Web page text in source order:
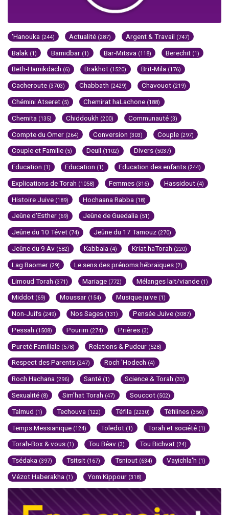
'Hanouka (244) Actualité (287) Argent & Travail (747)
Balak (1) Bamidbar (1) Bar-Mitsva (118) Berechit (1)
Beth-Hamikdach (6) Brakhot (1520) Brit-Mila (176)
Cacheroute (3703) Chabbath (2429) Chavouot (219)
Chémini Atseret (5) Chemirat haLachone (188)
Chemita (135) Chiddoukh (200) Communauté (3)
Compte du Omer (264) Conversion (303) Couple (297)
Couple et Famille (5) Deuil (1102) Divers (5037)
Education (1) Education (1) Education des enfants (244)
Explications de Torah (1058) Femmes (316) Hassidout (4)
Histoire Juive (189) Hochaana Rabba (18)
Jeûne d'Esther (69) Jeûne de Guedalia (51)
Jeûne du 10 Tévet (74) Jeûne du 17 Tamouz (270)
Jeûne du 9 Av (582) Kabbala (4) Kriat haTorah (220)
Lag Baomer (29) Le sens des prénoms hébraïques (2)
Limoud Torah (371) Mariage (772) Mélanges lait/viande (1)
Middot (69) Moussar (154) Musique juive (1)
Non-Juifs (249) Nos Sages (131) Pensée Juive (3087)
Pessah (1508) Pourim (274) Prières (3)
Pureté Familiale (578) Relations & Pudeur (528)
Respect des Parents (247) Roch 'Hodech (4)
Roch Hachana (296) Santé (1) Science & Torah (33)
Sexualité (8) Sim'hat Torah (47) Souccot (502)
Talmud (1) Techouva (122) Téfila (2230) Téfilines (356)
Temps Messianique (124) Toledot (1) Torah et société (1)
Torah-Box & vous (1) Tou Béav (3) Tou Bichvat (24)
Tsédaka (397) Tsitsit (167) Tsniout (634) Vayichla'h (1)
Vézot Haberakha (1) Yom Kippour (318)